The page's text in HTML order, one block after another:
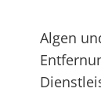
Algen